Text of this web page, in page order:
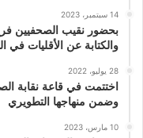
14 سبتمبر، 2023
بحضور نقيب الصحفيين
والكتابة عن الأقليات في
28 يوليو، 2022
اختتمت في قاعة نقابة
وضمن منهاجها التطويري
10 مارس، 2023